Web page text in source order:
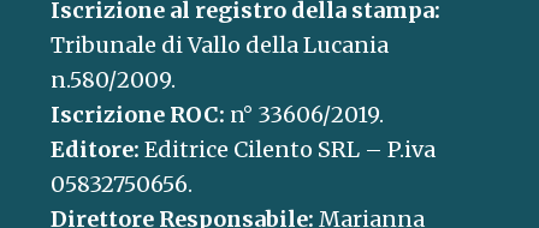
Iscrizione al registro della stampa:
Tribunale di Vallo della Lucania
n.580/2009.
Iscrizione ROC: n° 33606/2019.
Editore: Editrice Cilento SRL – P.iva
05832750656.
Direttore Responsabile: Marianna